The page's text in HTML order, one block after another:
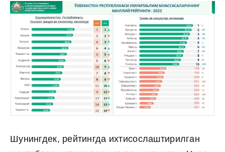
Шунингдек, рейтингда ихтисослаштирилган